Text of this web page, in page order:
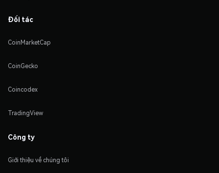
Đối tác
CoinMarketCap
CoinGecko
Coincodex
TradingView
Công ty
Giới thiệu về chúng tôi